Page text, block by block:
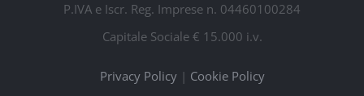
P.IVA e Iscr. Reg. Imprese n. 04460100284
Capitale Sociale € 15.000 i.v.
Privacy Policy| Cookie Policy